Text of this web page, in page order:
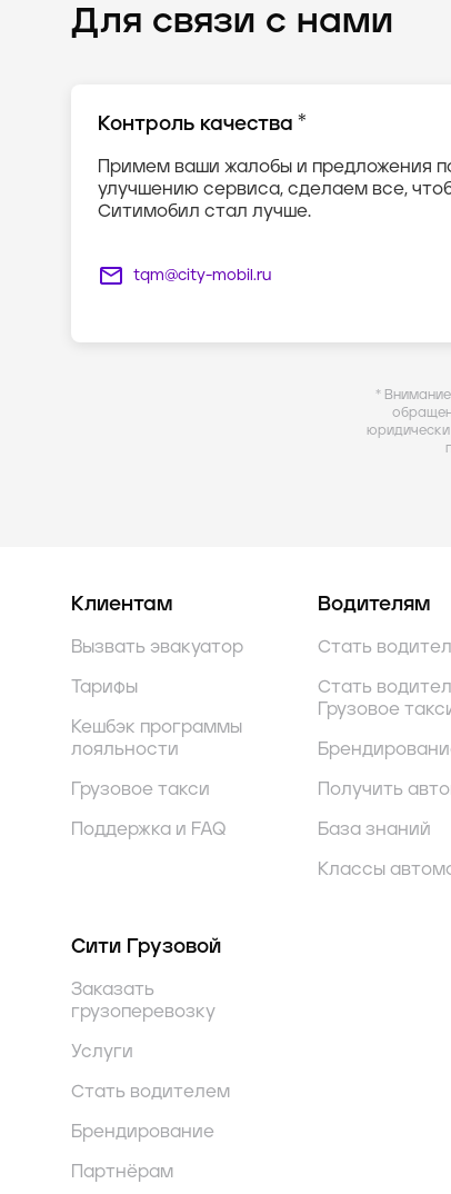
Для связи с нами
Контроль качества *
Примем ваши жалобы и предложения
улучшению сервиса, сделаем все,
Ситимобил стал лучше.
tqm@city-mobil.ru
*
Клиентам
Вызвать эвакуатор
Тарифы
Кешбэк программы
лояльности
Грузовое такси
Поддержка и FAQ
Водителям
Стать
Стать
Грузовое
Получить
База знаний
Классы
Сити Грузовой
Заказать
грузоперевозку
Услуги
Стать водителем
Брендирование
Партнёрам